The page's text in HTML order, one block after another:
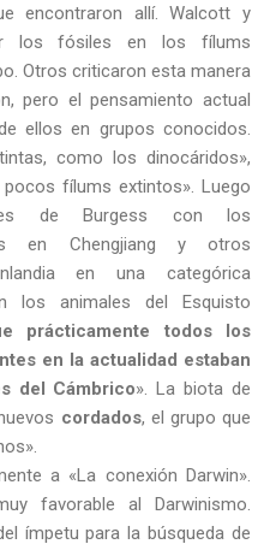
encontraron allí. Walcott y
los fósiles en los fílums
Otros criticaron esta manera
pero el pensamiento actual
ellos en grupos conocidos.
como los dinocáridos»,
fílums extintos». Luego
de Burgess con los
en Chengjiang y otros
en una categórica
los animales del Esquisto
prácticamente todos los
en la actualidad estaban
del Cámbrico». La biota de
cordados, el grupo que
a «La conexión Darwin».
favorable al Darwinismo.
ímpetu para la búsqueda de